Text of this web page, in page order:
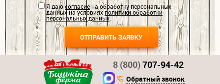
Я даюсогласиена обработку персональных
данных на условияхполитики обработки
персональных данных.
8 (800)707-94-42
Обратный звонок